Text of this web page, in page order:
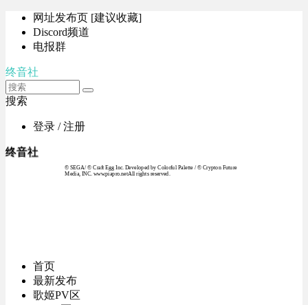
网址发布页 [建议收藏]
Discord频道
电报群
终音社
搜索
登录 / 注册
终音社
© SEGA / © Craft Egg Inc. Developed by Colorful Palette / © Crypton Future
Media, INC. www.piapro.netAll rights reserved.
首页
最新发布
歌姬PV区